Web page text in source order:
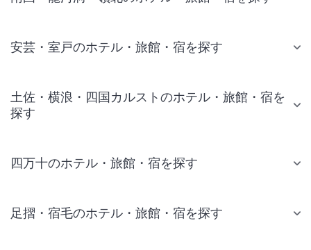
安芸・室戸のホテル・旅館・宿を探す
土佐・横浪・四国カルストのホテル・旅館・宿を
探す
四万十のホテル・旅館・宿を探す
足摺・宿毛のホテル・旅館・宿を探す